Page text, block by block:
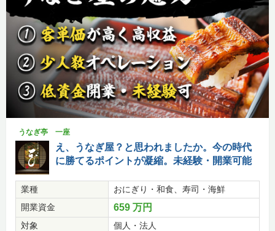
うなぎ亭 一座
え、うなぎ屋？と思われましたか。今の時代
に勝てるポイントが凝縮。未経験・開業可能
業種
おにぎり・和食、寿司・海鮮
開業資金
659 万円
対象
個人・法人